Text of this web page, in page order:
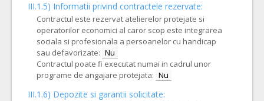
III.1.5) Informatii privind contractele rezervate:
Contractul este rezervat atelierelor protejate si
operatorilor economici al caror scop este integrarea
sociala si profesionala a persoanelor cu handicap
sau defavorizate: Nu
Contractul poate fi executat numai in cadrul unor
programe de angajare protejata: Nu
III.1.6) Depozite si garantii solicitate: